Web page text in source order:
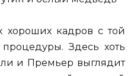
хороших кадров с той
Здесь хоть
и Премьер выглядит